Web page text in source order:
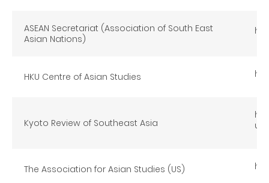
ASEAN Secretariat (Association of South East
Asian Nations)
HKU Centre of Asian Studies
Kyoto Review of Southeast Asia
The Association for Asian Studies (US)